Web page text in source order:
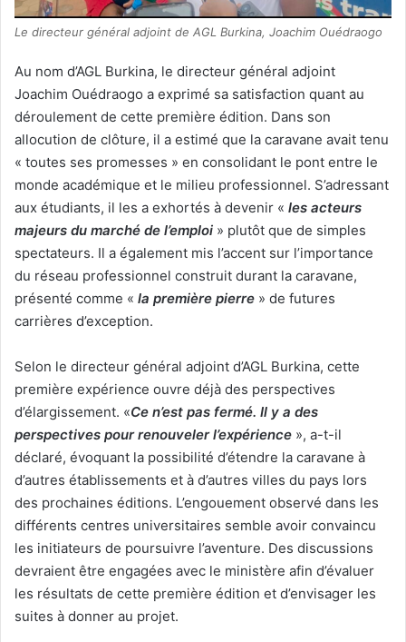
Le directeur général adjoint de AGL Burkina, Joachim Ouédraogo
Au nom d’AGL Burkina, le directeur général adjoint
Joachim Ouédraogo a exprimé sa satisfaction quant au
déroulement de cette première édition. Dans son
allocution de clôture, il a estimé que la caravane avait tenu
« toutes ses promesses » en consolidant le pont entre le
monde académique et le milieu professionnel. S’adressant
aux étudiants, il les a exhortés à devenir « les acteurs
majeurs du marché de l’emploi » plutôt que de simples
spectateurs. Il a également mis l’accent sur l’importance
du réseau professionnel construit durant la caravane,
présenté comme « la première pierre » de futures
carrières d’exception.
Selon le directeur général adjoint d’AGL Burkina, cette
première expérience ouvre déjà des perspectives
d’élargissement. «Ce n’est pas fermé. Il y a des
perspectives pour renouveler l’expérience », a-t-il
déclaré, évoquant la possibilité d’étendre la caravane à
d’autres établissements et à d’autres villes du pays lors
des prochaines éditions. L’engouement observé dans les
différents centres universitaires semble avoir convaincu
les initiateurs de poursuivre l’aventure. Des discussions
devraient être engagées avec le ministère afin d’évaluer
les résultats de cette première édition et d’envisager les
suites à donner au projet.